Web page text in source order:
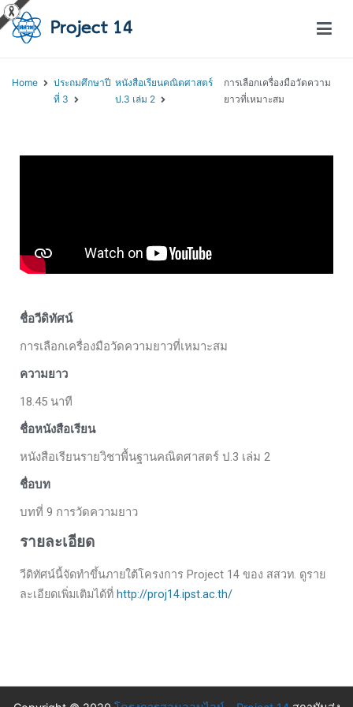
Home
ประถมศึกษาปี
ที่ 3
หนังสือเรียนคณิตศาสตร์
ป.3 เล่ม 2
การเลือกเครื่องมือวัดความ
ยาวที่เหมาะสม
ชื่อวีดิทัศน์
การเลือกเครื่องมือวัดความยาวที่เหมาะสม
ความยาว
18.45 นาที
ชื่อหนังสือเรียน
หนังสือเรียนรายวิชาพื้นฐานคณิตศาสตร์ ป.3 เล่ม 2
ชื่อบท
บทที่ 9 การวัดความยาว
รายละเอียด
วีดิทัศน์นี้จัดทำขึ้นภายใต้โครงการ Project 14 ของ สสวท. ดูราย
ละเอียดเพิ่มเติมได้ที่ http://proj14.ipst.ac.th/